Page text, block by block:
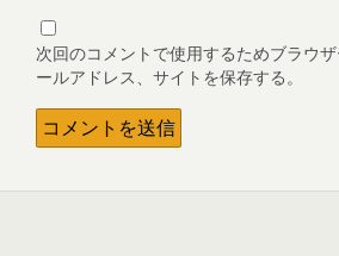
次回のコメントで使用するためブラウ
ールアドレス、サイトを保存する。